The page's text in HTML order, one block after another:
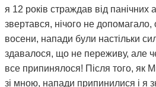
я 12 років страждав від панічних
звертався, нічого не
восени, напади були настільки
здавалося, що не переживу, але
все припинялося! Після того, як
зі мною, напади припинилися і я